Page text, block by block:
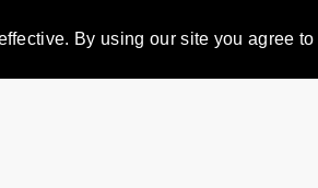
By using our site you agree